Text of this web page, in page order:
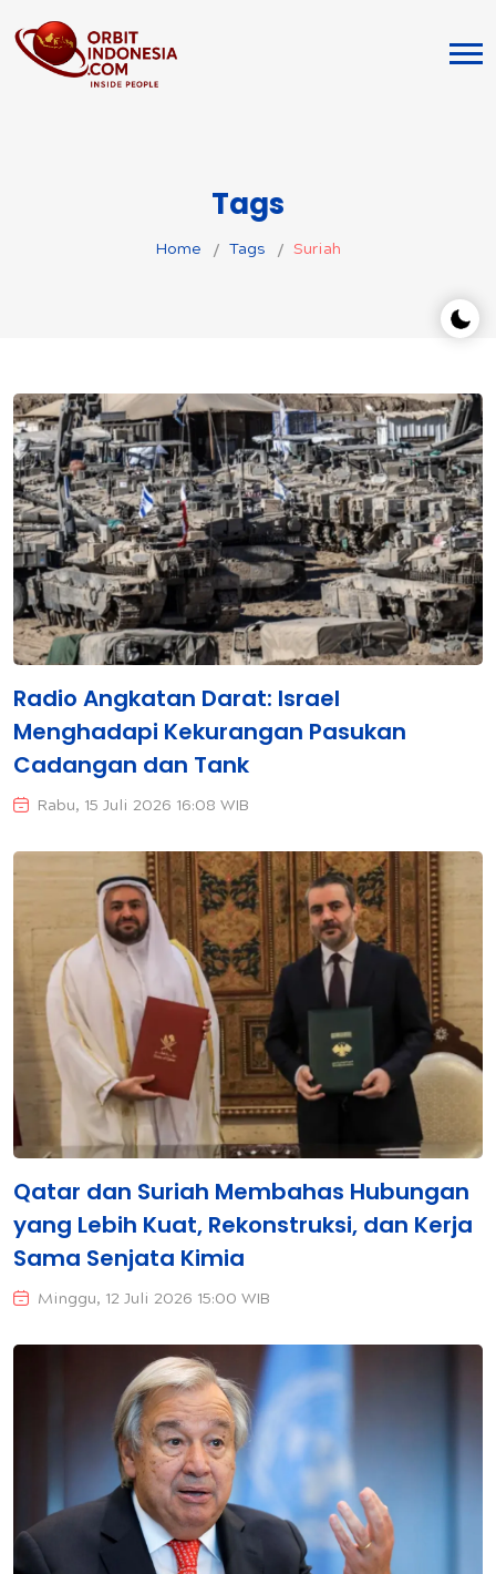
Tags
Home Tags Suriah
Radio Angkatan Darat: Israel
Menghadapi Kekurangan Pasukan
Cadangan dan Tank
Rabu, 15 Juli 2026 16:08 WIB
Qatar dan Suriah Membahas Hubungan
yang Lebih Kuat, Rekonstruksi, dan Kerja
Sama Senjata Kimia
Minggu, 12 Juli 2026 15:00 WIB